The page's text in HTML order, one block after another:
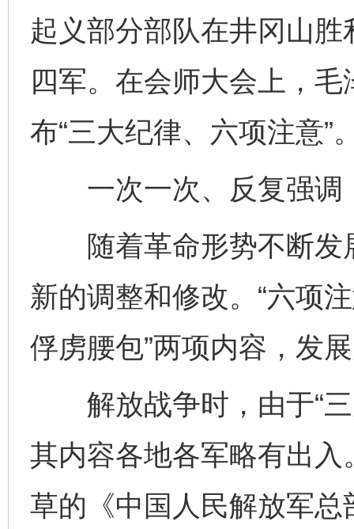
起义部分部队在井冈山
四军。在会师大会上，
布“三大纪律、六项注意”
一次一次、反复强调
随着革命形势不断发
新的调整和修改。“六项
俘虏腰包”两项内容，发
解放战争时，由于“三
其内容各地各军略有出
草的《中国人民解放军